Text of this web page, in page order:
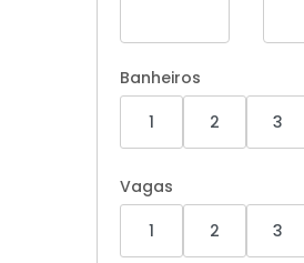
Banheiros
1
2 3
Vagas
1
2 3